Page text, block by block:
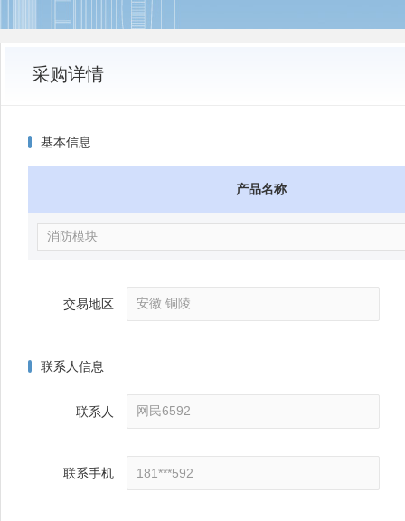
采购详情
基本信息
产品名称
交易地区
联系人信息
联系人
联系手机